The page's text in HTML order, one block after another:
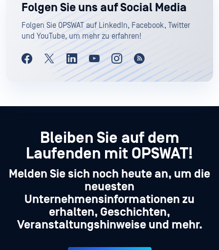
Folgen Sie uns auf Social Media
Folgen Sie OPSWAT auf LinkedIn, Facebook, Twitter
und YouTube, um mehr zu erfahren!
Bleiben Sie auf dem
Laufenden mit OPSWAT!
Melden Sie sich noch heute an, um die
neuesten
Unternehmensinformationen zu
erhalten, Geschichten,
Veranstaltungshinweise und mehr.